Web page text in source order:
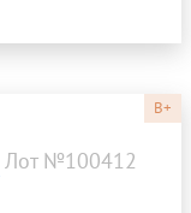
B+
Лот №100412